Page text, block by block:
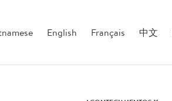
English Français 中文